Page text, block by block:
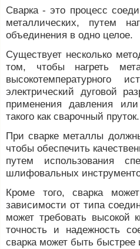
Сварка - это процесс
металлических, путем
объединения в одно целое.
Существует несколько
том, чтобы нагреть
высокотемпературного
электрический дуговой
применения давления
такого как сварочный пруток.
При сварке металлы
чтобы обеспечить
путем использования
шлифовальных
Кроме того, сварка
зависимости от типа
может требовать высокой
точность и надежность
сварка может быть быстрее